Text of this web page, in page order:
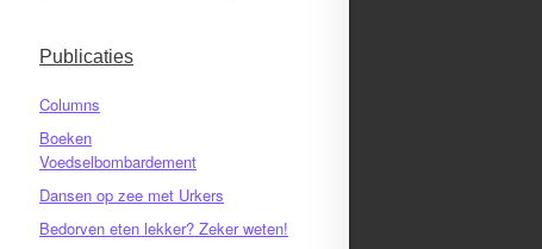
Publicaties
Columns
Boeken
Voedselbombardement
Dansen op zee met Urkers
Bedorven eten lekker? Zeker weten!